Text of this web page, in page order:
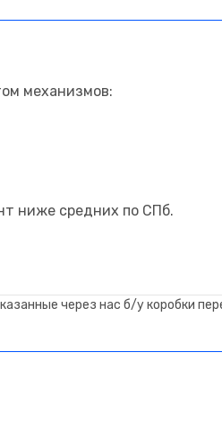
механизмов:
ниже средних по СПб.
через нас б/у коробки